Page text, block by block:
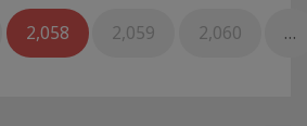
2,058 2,059 2,060 …